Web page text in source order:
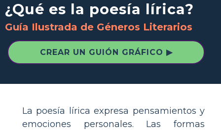
¿Qué es la poesía lírica?
Guía Ilustrada de Géneros Literarios
CREAR UN GUIÓN GRÁFICO ▶
La poesía lírica expresa pensamientos y
emociones personales. Las formas